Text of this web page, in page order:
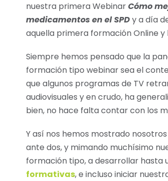
nuestra primera WebinarCómo
medicamentos en el SPDy a día
aquella primera formación Online y
Siempre hemos pensado que la
formación tipo webinar sea el
que algunos programas de TV
audiovisuales y en crudo, ha
bien, no hace falta contar con los
Y así nos hemos mostrado
ante dos, y mimando muchísimo
formación tipo, a desarrollar hasta
formativas, e incluso iniciar